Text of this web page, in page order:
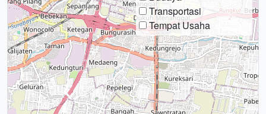
Transportasi
Tempat Usaha